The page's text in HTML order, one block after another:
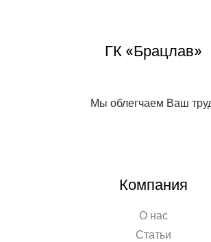
ГК «Брацлав»
Мы облегчаем Ваш
Компания
О нас
Статьи